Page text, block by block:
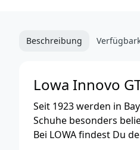
Beschreibung
Lowa Innovo
Seit 1923 werden in
Schuhe besonders
Bei LOWA findest Du